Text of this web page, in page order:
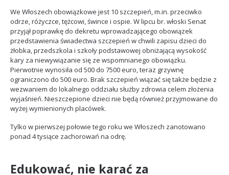
We Włoszech obowiązkowe jest 10 szczepień, m.in. przeciwko
odrze, różyczce, tężcowi, śwince i ospie. W lipcu br. włoski Senat
przyjął poprawkę do dekretu wprowadzającego obowiązek
przedstawienia świadectwa szczepień w chwili zapisu dzieci do
żłobka, przedszkola i szkoły podstawowej obniżającą wysokość
kary za niewywiązanie się ze wspomnianego obowiązku.
Pierwotnie wynosiła od 500 do 7500 euro, teraz grzywnę
ograniczono do 500 euro. Brak szczepień wiązać się także będzie z
wezwaniem do lokalnego oddziału służby zdrowia celem złożenia
wyjaśnień. Nieszczepione dzieci nie będą również przyjmowane do
wyżej wymienionych placówek.
Tylko w pierwszej połowie tego roku we Włoszech zanotowano
ponad 4 tysiące zachorowań na odrę.
Edukować, nie karać za